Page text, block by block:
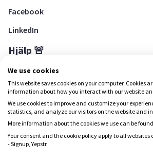
Facebook
LinkedIn
Hjälp 🚨
Hjälpcenter
Ladda ned Yepstr
Ladda ned Yepstr
We use cookies
This website saves cookies on your computer. Cookies
information about how you interact with our website
We use cookies to improve and customize your
statistics, and analyze our visitors on the website and
More information about the cookies we use can be
Your consent and the cookie policy apply to all websites
- Signup, Yepstr.